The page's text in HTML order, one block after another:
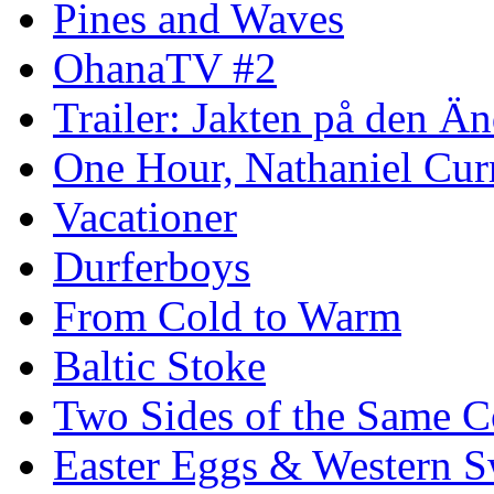
Pines and Waves
OhanaTV #2
Trailer: Jakten på den
One Hour, Nathaniel
Vacationer
Durferboys
From Cold to Warm
Baltic Stoke
Two Sides of the Same
Easter Eggs & Western